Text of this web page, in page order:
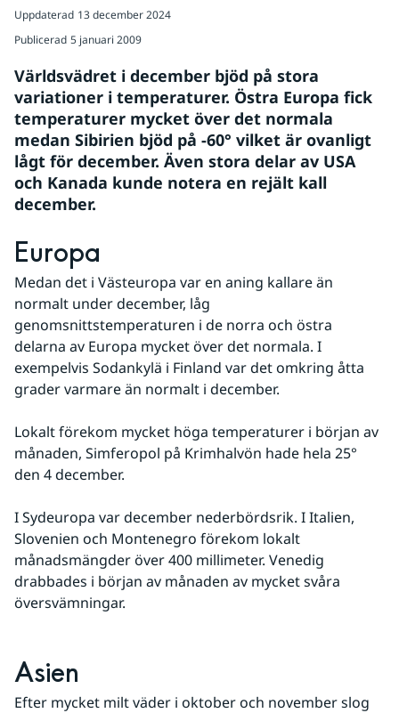
Uppdaterad 13 december 2024
Publicerad 5 januari 2009
Världsvädret i december bjöd på stora
variationer i temperaturer. Östra Europa fick
temperaturer mycket över det normala
medan Sibirien bjöd på -60° vilket är ovanligt
lågt för december. Även stora delar av USA
och Kanada kunde notera en rejält kall
december.
Europa
Medan det i Västeuropa var en aning kallare än
normalt under december, låg
genomsnittstemperaturen i de norra och östra
delarna av Europa mycket över det normala. I
exempelvis Sodankylä i Finland var det omkring åtta
grader varmare än normalt i december.
Lokalt förekom mycket höga temperaturer i början av
månaden, Simferopol på Krimhalvön hade hela 25°
den 4 december.
I Sydeuropa var december nederbördsrik. I Italien,
Slovenien och Montenegro förekom lokalt
månadsmängder över 400 millimeter. Venedig
drabbades i början av månaden av mycket svåra
översvämningar.
Asien
Efter mycket milt väder i oktober och november slog